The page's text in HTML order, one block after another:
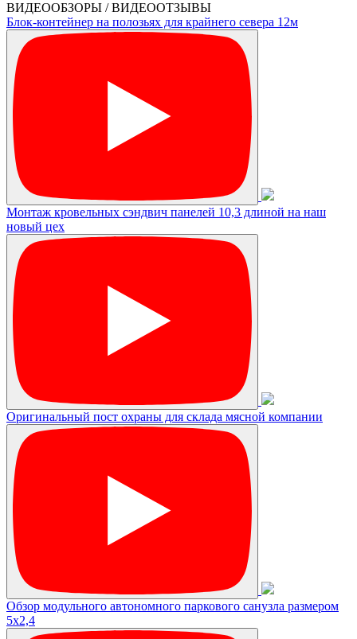
ВИДЕООБЗОРЫ / ВИДЕООТЗЫВЫ
Блок-контейнер на полозьях для крайнего севера 12м
Монтаж кровельных сэндвич панелей 10,3 длиной на наш
новый цех
Оригинальный пост охраны для склада мясной компании
Обзор модульного автономного паркового санузла размером
5х2,4